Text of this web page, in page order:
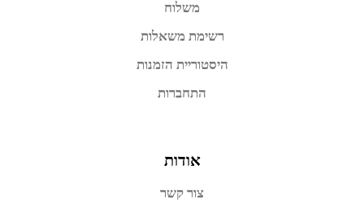
משלוח
רשימת משאלות
היסטוריית הזמנות
התחברות
אודות
צור קשר